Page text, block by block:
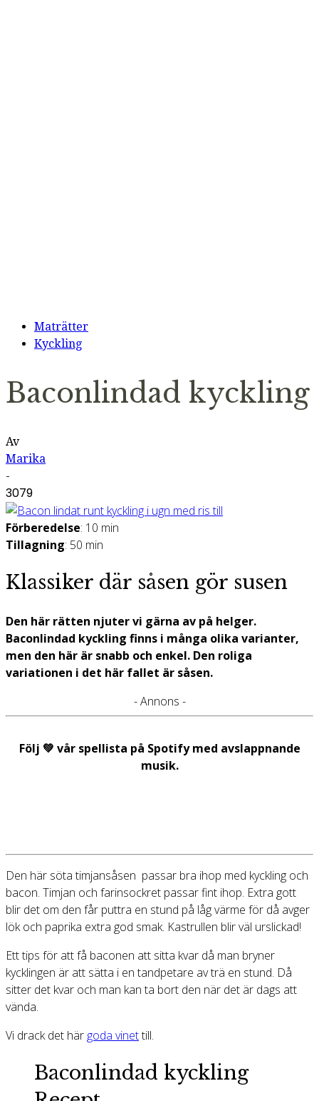
Maträtter
Kyckling
Baconlindad kyckling
Av
Marika
-
3079
Förberedelse: 10 min
Tillagning: 50 min
Klassiker där såsen gör susen
Den här rätten njuter vi gärna av på helger.
Baconlindad kyckling finns i många olika varianter,
men den här är snabb och enkel. Den roliga
variationen i det här fallet är såsen.
- Annons -
Följ 💚 vår spellista på Spotify med avslappnande
musik.
Den här söta timjansåsen passar bra ihop med kyckling och
bacon. Timjan och farinsockret passar fint ihop. Extra gott
blir det om den får puttra en stund på låg värme för då avger
lök och paprika extra god smak. Kastrullen blir väl urslickad!
Ett tips för att få baconen att sitta kvar då man bryner
kycklingen är att sätta i en tandpetare av trä en stund. Då
sitter det kvar och man kan ta bort den när det är dags att
vända.
Vi drack det här goda vinettill.
Baconlindad kyckling